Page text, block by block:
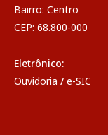
Bairro: Centro
CEP: 68.800-000
Eletrônico:
Ouvidoria / e-SIC